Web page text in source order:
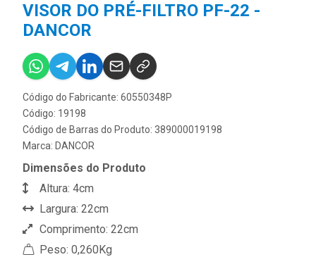
VISOR DO PRÉ-FILTRO PF-22 -
DANCOR
Código do Fabricante: 60550348P
Código: 19198
Código de Barras do Produto: 389000019198
Marca: DANCOR
Dimensões do Produto
Altura: 4cm
Largura: 22cm
Comprimento: 22cm
Peso: 0,260Kg